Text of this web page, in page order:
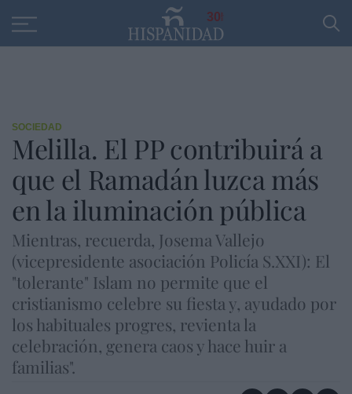
30
SOCIEDAD
Melilla. El PP contribuirá a
que el Ramadán luzca más
en la iluminación pública
Mientras, recuerda, Josema Vallejo
(vicepresidente asociación Policía S.XXI): El
"tolerante" Islam no permite que el
cristianismo celebre su fiesta y, ayudado por
los habituales progres, revienta la
celebración, genera caos y hace huir a
familias".